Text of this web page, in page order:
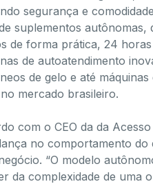
segurança e
suplementos
de forma prática, 24
de autoatendimento
de gelo e até
mercado brasileiro.
com o CEO da da
no comportamento
“O modelo
da complexidade de uma